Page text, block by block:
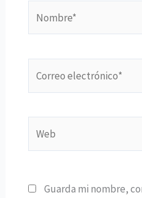
electrónico*
Guarda mi nombre,